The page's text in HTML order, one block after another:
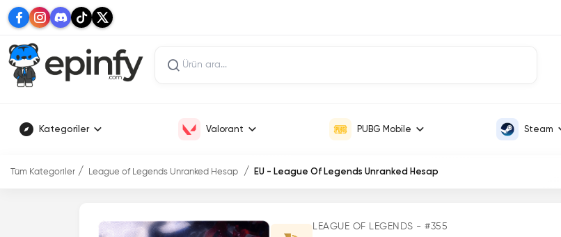
Kategoriler Valorant PUBG Mobile Steam
Tüm Kategoriler League of Legends Unranked Hesap EU - League Of Legends Unranked Hesap
LEAGUE OF LEGENDS - #355